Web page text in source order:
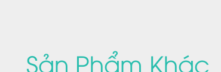
Sản Phẩm Khác